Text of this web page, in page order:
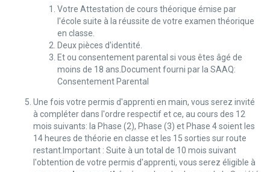
Votre Attestation de cours théorique émise par
l'école suite à la réussite de votre examen théorique
en classe.
Deux pièces d'identité.
Et ou consentement parental si vous êtes âgé de
moins de 18 ans.Document fourni par la SAAQ:
Consentement Parental
Une fois votre permis d'apprenti en main, vous serez invité
à compléter dans l'ordre respectif et ce, au cours des 12
mois suivants: la Phase (2), Phase (3) et Phase 4 soient les
14 heures de théorie en classe et les 15 sorties sur route
restant.Important : Suite à un total de 10 mois suivant
l'obtention de votre permis d'apprenti, vous serez éligible à